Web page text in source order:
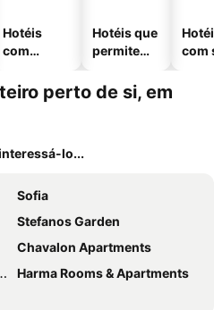
Hotéis
com
Hotéis que
permitem
com
perto de si, em
lo...
Sofia
Stefanos Garden
Chavalon Apartments
Harma Rooms & Apartments